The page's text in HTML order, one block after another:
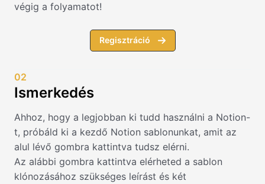
végig a folyamatot!
Regisztráció
02
Ismerkedés
Ahhoz, hogy a legjobban ki tudd használni a Notion-
t, próbáld ki a kezdő Notion sablonunkat, amit az
alul lévő gombra kattintva tudsz elérni.
Az alábbi gombra kattintva elérheted a sablon
klónozásához szükséges leírást és két